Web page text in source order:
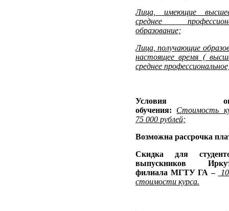
Лица, имеющие
среднее
образование;
Лица, получающие
настоящее время (
среднее
Условия
обучения: Стоимость
75 000 рублей;
Возможна рассрочка
Скидка для
выпускников
филиала МГТУ ГА –
стоимости курса.